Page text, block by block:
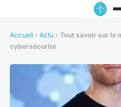
Accueil › Actu › Tout savoir sur le
cybersécurité